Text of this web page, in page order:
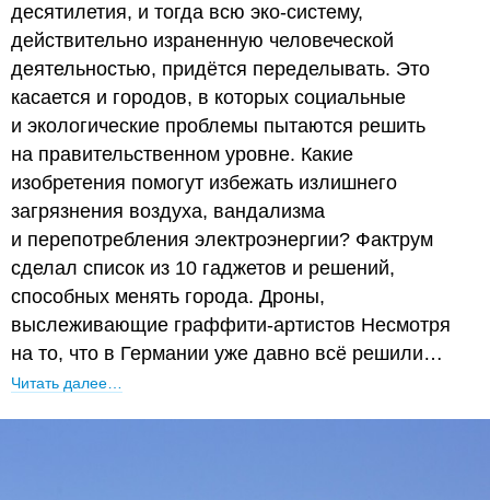
десятилетия, и тогда всю эко-систему,
действительно израненную человеческой
деятельностью, придётся переделывать. Это
касается и городов, в которых социальные
и экологические проблемы пытаются решить
на правительственном уровне. Какие
изобретения помогут избежать излишнего
загрязнения воздуха, вандализма
и перепотребления электроэнергии? Фактрум
сделал список из 10 гаджетов и решений,
способных менять города. Дроны,
выслеживающие граффити-артистов Несмотря
на то, что в Германии уже давно всё решили…
Читать далее…